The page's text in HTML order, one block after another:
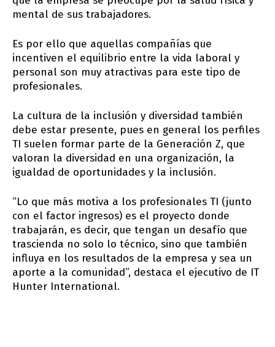
mental de sus trabajadores.
Es por ello que aquellas compañías que
incentiven el equilibrio entre la vida laboral y
personal son muy atractivas para este tipo de
profesionales.
La cultura de la inclusión y diversidad también
debe estar presente, pues en general los perfiles
TI suelen formar parte de la Generación Z, que
valoran la diversidad en una organización, la
igualdad de oportunidades y la inclusión.
“Lo que más motiva a los profesionales TI (junto
con el factor ingresos) es el proyecto donde
trabajarán, es decir, que tengan un desafío que
trascienda no solo lo técnico, sino que también
influya en los resultados de la empresa y sea un
aporte a la comunidad”, destaca el ejecutivo de IT
Hunter International.